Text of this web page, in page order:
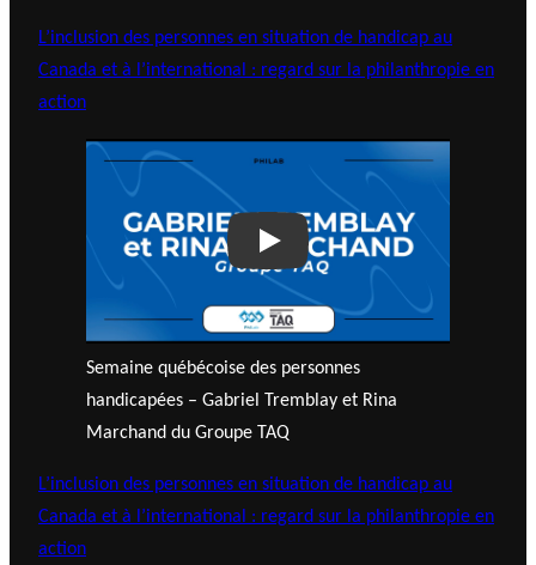
L’inclusion des personnes en situation de handicap au
Canada et à l’international : regard sur la philanthropie en
action
Play
Semaine québécoise des personnes
handicapées – Gabriel Tremblay et Rina
Marchand du Groupe TAQ
L’inclusion des personnes en situation de handicap au
Canada et à l’international : regard sur la philanthropie en
action